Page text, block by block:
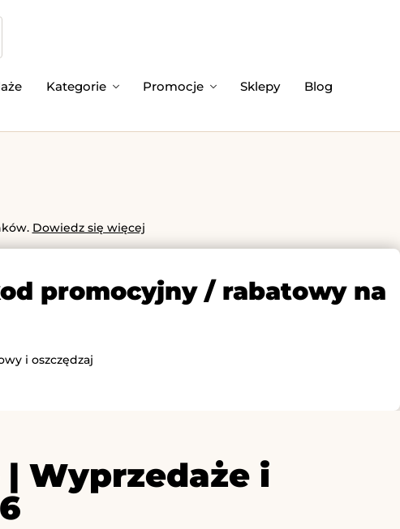
Kategorie Promocje Sklepy Blog
Dowiedz się więcej
promocyjny / rabatowy na
i oszczędzaj
Wyprzedaże i